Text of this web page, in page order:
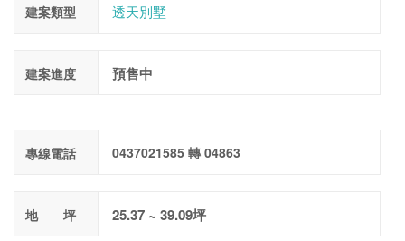
建案類型 透天別墅
建案進度 預售中
專線電話 0437021585 轉 04863
地 坪 25.37 ~ 39.09坪